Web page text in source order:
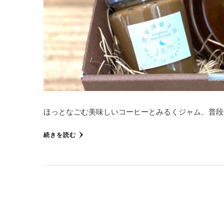
ほっとなごむ美味しいコーヒーとみるくジャム、普
続きを読む